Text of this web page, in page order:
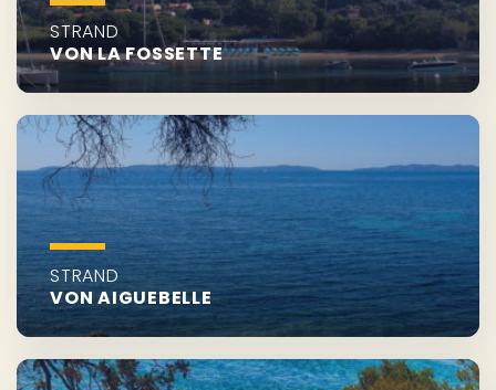
STRAND
VON LA FOSSETTE
STRAND
VON AIGUEBELLE